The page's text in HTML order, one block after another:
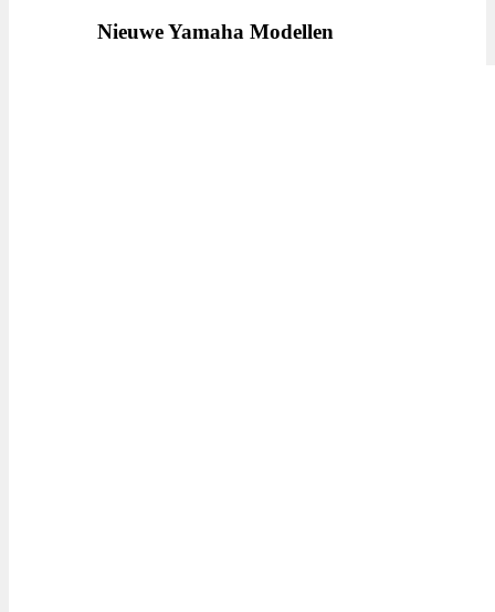
Nieuwe Yamaha Modellen